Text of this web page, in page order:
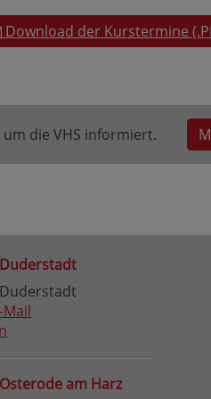
Download der Kurstermine
die VHS informiert.
Mail
am Harz